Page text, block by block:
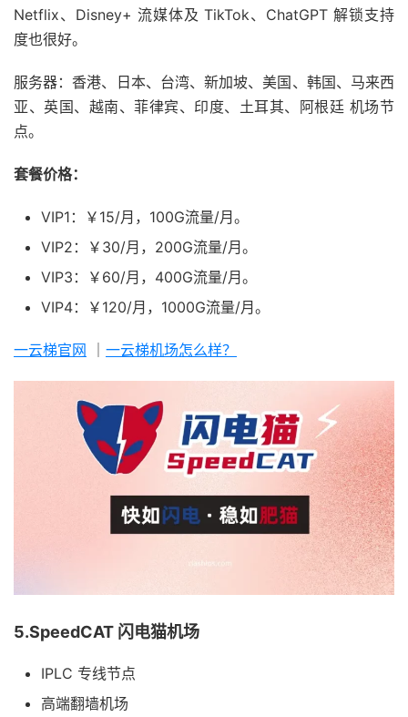
Netflix、Disney+ 流媒体及 TikTok、ChatGPT 解锁支持
度也很好。
服务器：香港、日本、台湾、新加坡、美国、韩国、马来西
亚、英国、越南、菲律宾、印度、土耳其、阿根廷 机场节
点。
套餐价格：
VIP1：￥15/月，100G流量/月。
VIP2：￥30/月，200G流量/月。
VIP3：￥60/月，400G流量/月。
VIP4：￥120/月，1000G流量/月。
一云梯官网 一云梯机场怎么样？
5.SpeedCAT 闪电猫机场
IPLC 专线节点
高端翻墙机场